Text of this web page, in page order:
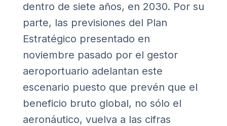
dentro de siete años, en 2030. Por su
parte, las previsiones del Plan
Estratégico presentado en
noviembre pasado por el gestor
aeroportuario adelantan este
escenario puesto que prevén que el
beneficio bruto global, no sólo el
aeronáutico, vuelva a las cifras